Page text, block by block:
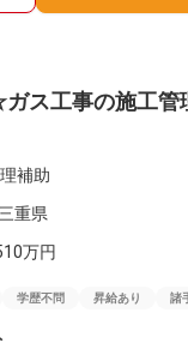
ス工事の施工管
補助
重県
万円
学歴不問 昇給あり 諸